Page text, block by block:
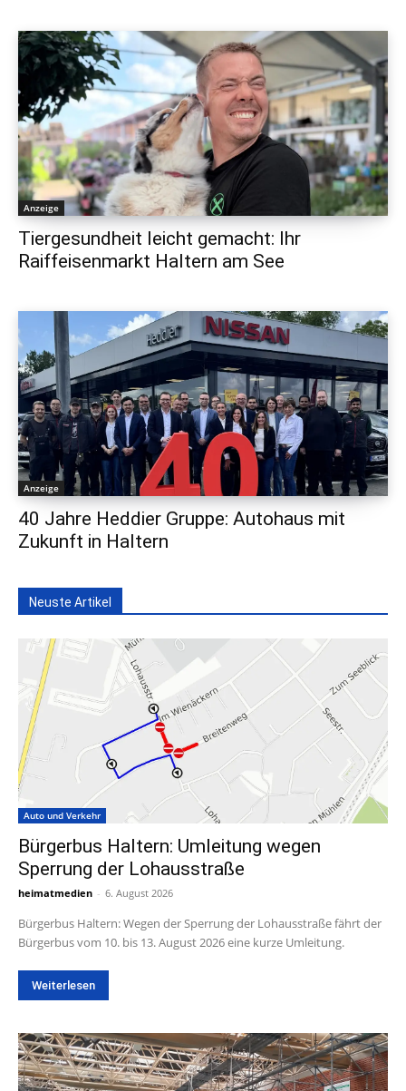
Anzeige
Tiergesundheit leicht gemacht: Ihr
Raiffeisenmarkt Haltern am See
Anzeige
40 Jahre Heddier Gruppe: Autohaus mit
Zukunft in Haltern
Neuste Artikel
Auto und Verkehr
Bürgerbus Haltern: Umleitung wegen
Sperrung der Lohausstraße
heimatmedien - 6. August 2026
Bürgerbus Haltern: Wegen der Sperrung der Lohausstraße fährt der
Bürgerbus vom 10. bis 13. August 2026 eine kurze Umleitung.
Weiterlesen